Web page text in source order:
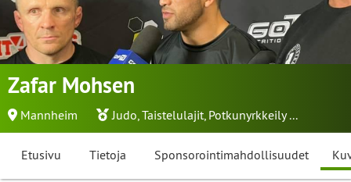
Zafar Mohsen
Mannheim Judo,Taistelulajit, Potkunyrkkeily...
Etusivu Tietoja Sponsorointimahdollisuudet